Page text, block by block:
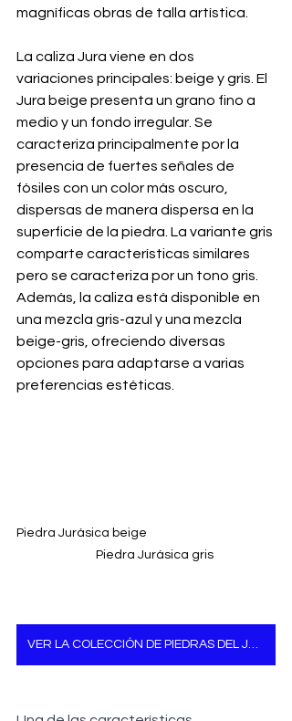
magníficas obras de talla artística.
La caliza Jura viene en dos
variaciones principales: beige y gris. El
Jura beige presenta un grano fino a
medio y un fondo irregular. Se
caracteriza principalmente por la
presencia de fuertes señales de
fósiles con un color más oscuro,
dispersas de manera dispersa en la
superficie de la piedra. La variante gris
comparte características similares
pero se caracteriza por un tono gris.
Además, la caliza está disponible en
una mezcla gris-azul y una mezcla
beige-gris, ofreciendo diversas
opciones para adaptarse a varias
preferencias estéticas.
Piedra Jurásica beige
      Piedra Jurásica gris
VER LA COLECCIÓN DE PIEDRAS DEL JURÁSICO